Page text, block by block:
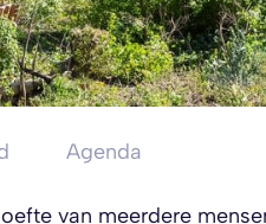
Agenda
van meerdere